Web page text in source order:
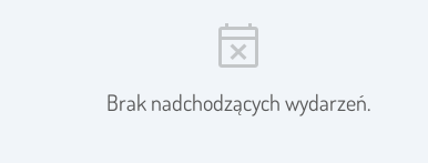
event_busy
Brak nadchodzących wydarzeń.